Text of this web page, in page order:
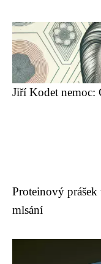
Jiří Kodet nemoc:
Proteinový
mlsání